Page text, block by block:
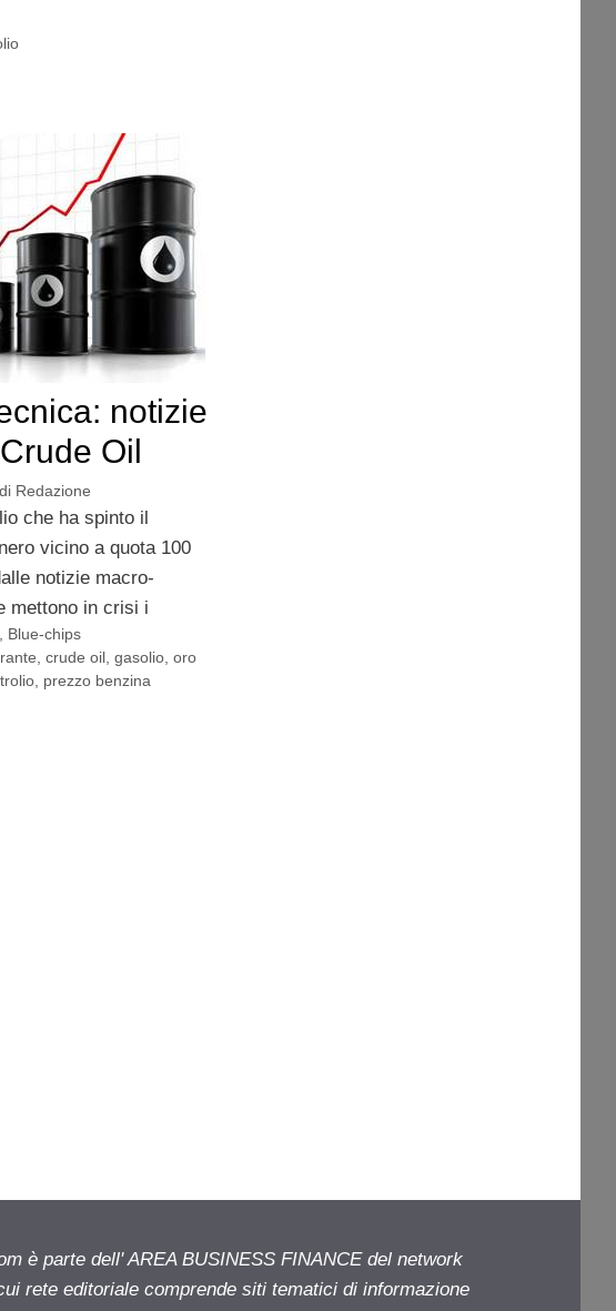
notizie
Oil
di Redazione
che ha spinto il
vicino a quota 100
notizie macro-
mettono in crisi i
, Blue-chips
,crude oil,gasolio,oro
, prezzo benzina
è parte dell' AREA BUSINESS FINANCE del network
rete editoriale comprende siti tematici di informazione